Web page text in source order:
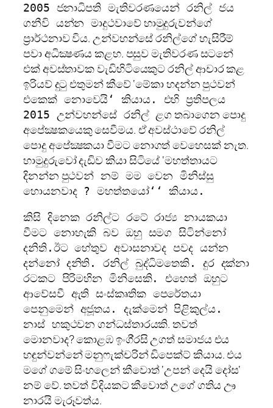
2005 ජනාධිපති මැතිවරණයෙන් රනිල් ජය
ගනීවි යන්න මාදුථවාවේ හාමුදුරුවන්ගේ
ප‍්‍රාර්ථනාව විය. උන්වහන්සේ රනිල්ගේ හැසිරීම්
පවා අධික්‍ෂණය කළහ. පසුව මැතිවරණ සටනේ
එක් අවස්තාවක වැඩිහිටියෙකුට රනිල් ආචාර කළ
ඉරියව් දුටු එතුමන් කීවේ ‘මේකා හදන්න පුථවන්
එකෙක් නොවෙයි‘ කියාය. එහි ප‍්‍රතිපලය
2015 උන්වහන්සේ රනිල් ළග තබාගෙන පොදු
අපේක්‍ෂකයෙකු සෙවීමය. ඒ අවස්ථාවේ රනිල්
පොදු අපේක්‍ෂකයා වීමට නොගත් වෙහෙසක් නැත.
හාමුදුරුවෝ දැඩිව කියා සිටියේ ‘මහත්තායට
දිනන්න පුථවන් නම් මම වෙන මිනිස්සු
හොයනවාද ? මහත්තයෝ‘‘ කියාය.
කිසි දිනෙක රනිල්ට රටේ රාජ්‍ය නායකයා
වීමට නොහැකි බව ඔහු සමග සිටින්නෝ
දනිති.ඊට හේතුව අවාසනාවද පවද යන්න
දන්නෝ දනිති. රනිල් බුද්ධිමතෙකි. දුර දක්නා
රටකට පිරිමහින මිනිසෙකි. එහෙත් ඔහුට
ආවේසවී ඇති සංස්කෘතික පෙරේතයා
පෙනුමෙන් අජූතය. දැක්මෙන් පිළිකුල්ය.
නාස් හකුථවන ගන්ධස්තාරයකි. තවත්
මොනවාද? කොළඹ ඉංගි‍්‍රසි උගත් සමාජය එය
හඳුන්වන්නේ මනුෆැක්චරින් ඩිපෙක්ට් කියාය. එය
මගේ ගමේ සිංහලෙන් කීවොත් ‘උපන් දෙයි දෝස‘
නම් වේ. තවත් විදියකට කීවොත් උගේ ගතිය ඌ
නාරයි මැරූවත්ය.